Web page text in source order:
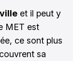
et il peut y
MET est
ce sont plus
sa